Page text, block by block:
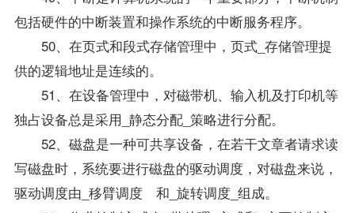
包括硬件的中断装置和操作系统的中断服务程序。
50、在页式和段式存储管理中，页式_存储管理提
供的逻辑地址是连续的。
51、在设备管理中，对磁带机、输入机及打印机等
独占设备总是采用_静态分配_策略进行分配。
52、磁盘是一种可共享设备，在若干文章者请求读
写磁盘时，系统要进行磁盘的驱动调度，对磁盘来说，
驱动调度由_移臂调度 和_旋转调度_组成。